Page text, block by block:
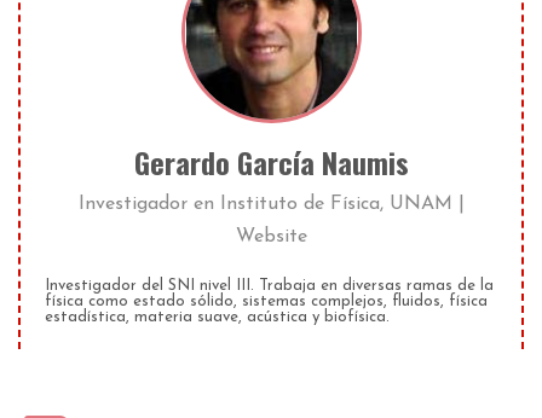
Gerardo García Naumis
Investigador en Instituto de Física, UNAM
Website
Investigador del SNI nivel III. Trabaja en diversas ramas de la
física como estado sólido, sistemas complejos, fluidos, física
estadística, materia suave, acústica y biofísica.